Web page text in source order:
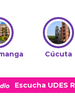
Cúcuta
Escucha UDES